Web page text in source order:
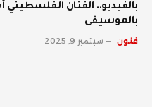
بالفيديو.. الفنان
بالموسيقى
فنون سبتمبر 9, 2025